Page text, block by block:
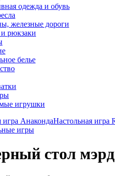
одежда и обувь
железные дороги
рюкзаки
белье
игрушки
игра АнакондаНастольная игра
игры
стол